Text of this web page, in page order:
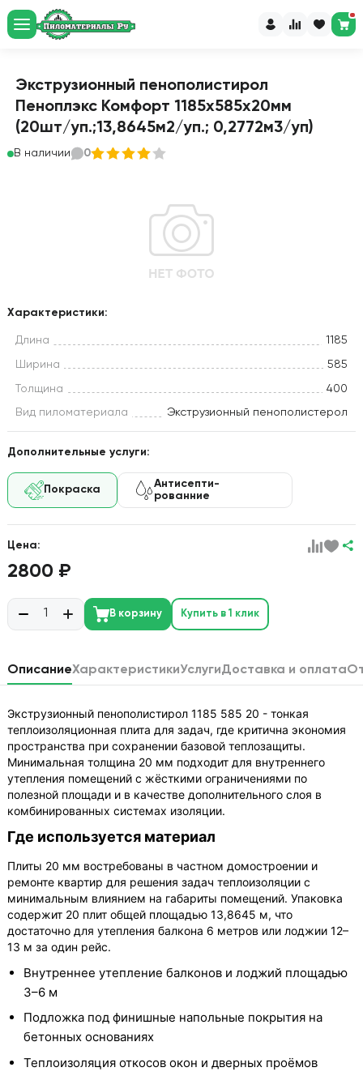
Экструзионный пенополистирол
Пеноплэкс Комфорт 1185х585х20мм
(20шт/уп.;13,8645м2/уп.; 0,2772м3/уп)
В наличии 0
Характеристики:
Длина 1185
Ширина 585
Толщина 400
Вид пиломатериала Экструзионный пенополистерол
Дополнительные услуги:
Покраска
Антисепти-
рованние
Цена:
2800 ₽
В корзину Купить в 1 клик
ОписаниеХарактеристикиУслугиДоставка и оплата
Экструзионный пенополистирол 1185 585 20 - тонкая
теплоизоляционная плита для задач, где критична экономия
пространства при сохранении базовой теплозащиты.
Минимальная толщина 20 мм подходит для внутреннего
утепления помещений с жёсткими ограничениями по
полезной площади и в качестве дополнительного слоя в
комбинированных системах изоляции.
Где используется материал
Плиты 20 мм востребованы в частном домостроении и
ремонте квартир для решения задач теплоизоляции с
минимальным влиянием на габариты помещений. Упаковка
содержит 20 плит общей площадью 13,8645 м, что
достаточно для утепления балкона 6 метров или лоджии 12–
13 м за один рейс.
Внутреннее утепление балконов и лоджий площадью
3–6 м
Подложка под финишные напольные покрытия на
бетонных основаниях
Теплоизоляция откосов окон и дверных проёмов